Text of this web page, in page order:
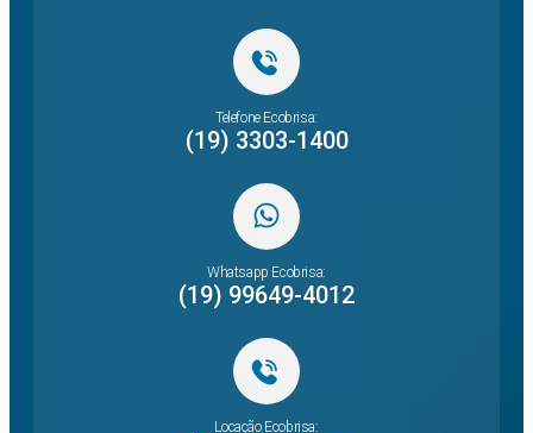
Telefone Ecobrisa:
(19) 3303-1400
Whatsapp Ecobrisa:
(19) 99649-4012
Locação Ecobrisa: